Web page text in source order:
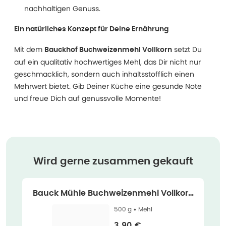
nachhaltigen Genuss.
Ein natürliches Konzept für Deine Ernährung
Mit dem Bauckhof Buchweizenmehl Vollkorn setzt Du
auf ein qualitativ hochwertiges Mehl, das Dir nicht nur
geschmacklich, sondern auch inhaltsstofflich einen
Mehrwert bietet. Gib Deiner Küche eine gesunde Note
und freue Dich auf genussvolle Momente!
Wird gerne zusammen gekauft
Bauck Mühle Buchweizenmehl Vollkorn
Bio - glutenfrei 500 g
500 g • Mehl